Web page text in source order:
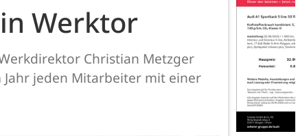
Werktor
Christian Metzger
jeden Mitarbeiter mit einer